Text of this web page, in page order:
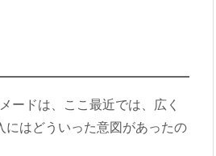
ードは、ここ最近では、広く
はどういった意図があったの